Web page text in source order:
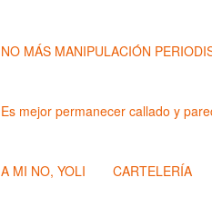
NO MÁS MANIPULACIÓN
Es mejor permanecer callado y
A MI NO, YOLI CARTELERÍA